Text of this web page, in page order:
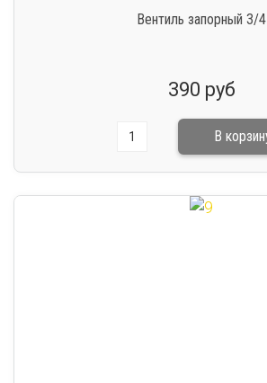
Вентиль запорный 3/4
390 руб